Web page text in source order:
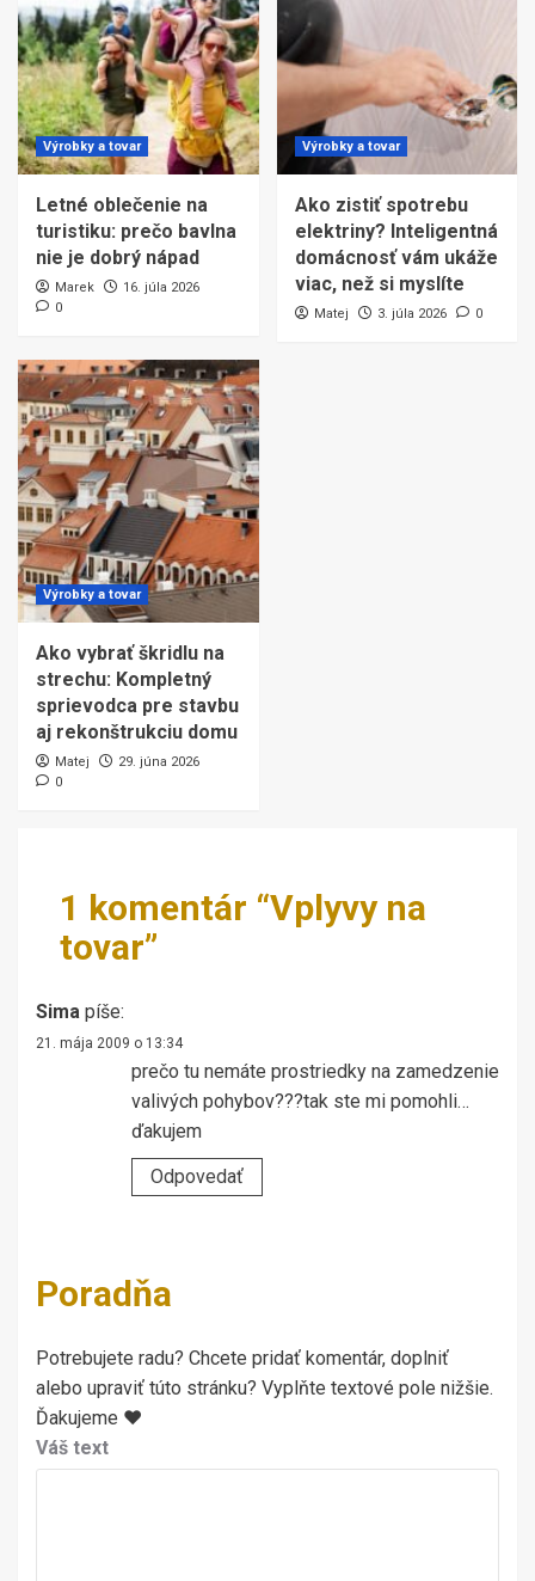
Výrobky a tovar
Letné oblečenie na
turistiku: prečo bavlna
nie je dobrý nápad
Marek
16. júla 2026
0
Výrobky a tovar
Ako zistiť spotrebu
elektriny? Inteligentná
domácnosť vám ukáže
viac, než si myslíte
Matej 3. júla 2026 0
Výrobky a tovar
Ako vybrať škridlu na
strechu: Kompletný
sprievodca pre stavbu
aj rekonštrukciu domu
Matej
29. júna 2026
0
1 komentár “Vplyvy na
tovar”
Sima píše:
21. mája 2009 o 13:34
prečo tu nemáte prostriedky na zamedzenie
valivých pohybov???tak ste mi pomohli…
ďakujem
Odpovedať
Poradňa
Potrebujete radu? Chcete pridať komentár, doplniť
alebo upraviť túto stránku? Vyplňte textové pole nižšie.
Ďakujeme ♥
Váš text